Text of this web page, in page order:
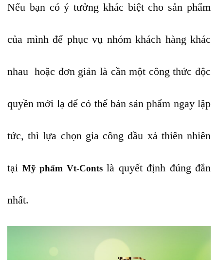
Nếu bạn có ý tưởng khác biệt cho sản phẩm
của mình để phục vụ nhóm khách hàng khác
nhau hoặc đơn giản là cần một công thức độc
quyền mới lạ để có thể bán sản phẩm ngay lập
tức, thì lựa chọn gia công dầu xả thiên nhiên
tại Mỹ phẩm Vt-Contslà quyết định đúng đắn
nhất.